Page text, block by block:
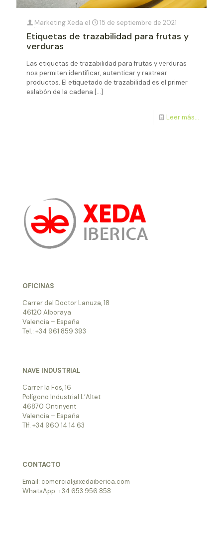
Marketing Xeda el 15 de septiembre de 2021
Etiquetas de trazabilidad para frutas y
verduras
Las etiquetas de trazabilidad para frutas y verduras
nos permiten identificar, autenticar y rastrear
productos. El etiquetado de trazabilidad es el primer
eslabón de la cadena […]
Leer más...
OFICINAS
Carrer del Doctor Lanuza, 18
46120 Alboraya
Valencia – España
Tel.: +34 961 859 393
NAVE INDUSTRIAL
Carrer la Fos, 16
Polígono Industrial L’Altet
46870 Ontinyent
Valencia – España
Tlf. +34 960 14 14 63
CONTACTO
Email: comercial@xedaiberica.com
WhatsApp: +34 653 956 858